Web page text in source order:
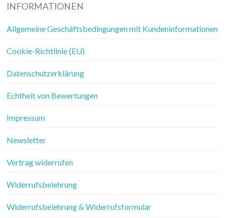
INFORMATIONEN
Allgemeine Geschäftsbedingungen mit Kundeninformationen
Cookie-Richtlinie (EU)
Datenschutzerklärung
Echtheit von Bewertungen
Impressum
Newsletter
Vertrag widerrufen
Widerrufsbelehrung
Widerrufsbelehrung & Widerrufsformular